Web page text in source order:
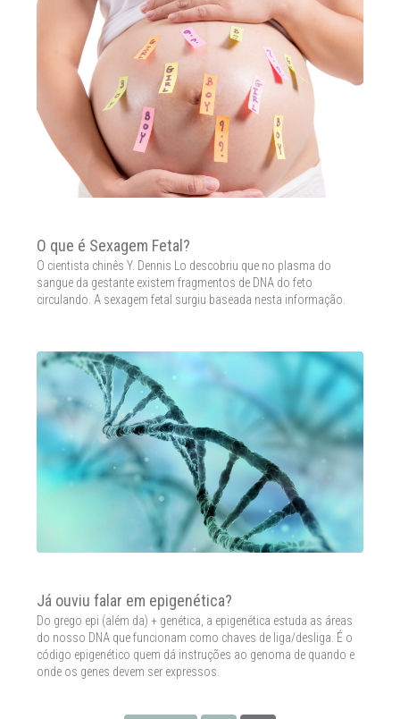
O que é Sexagem Fetal?
O cientista chinês Y. Dennis Lo descobriu que no plasma do
sangue da gestante existem fragmentos de DNA do feto
circulando. A sexagem fetal surgiu baseada nesta informação.
Já ouviu falar em epigenética?
Do grego epi (além da) + genética, a epigenética estuda as áreas
do nosso DNA que funcionam como chaves de liga/desliga. É o
código epigenético quem dá instruções ao genoma de quando e
onde os genes devem ser expressos.